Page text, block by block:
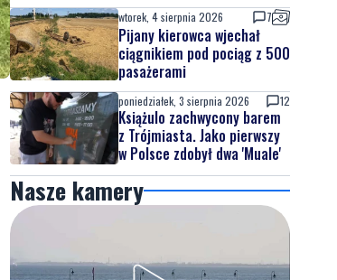
wtorek, 4 sierpnia 2026 7
Pijany kierowca wjechał
ciągnikiem pod pociąg z 500
pasażerami
poniedziałek, 3 sierpnia 2026 12
Książulo zachwycony barem
z Trójmiasta. Jako pierwszy
w Polsce zdobył dwa 'Muale'
Nasze kamery